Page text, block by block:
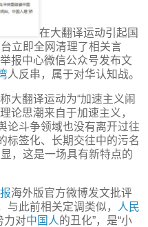
在大翻译运动引起国
立即全网清理了相关言
报中心微信公众号发布文
人反串，属于对华认知战。
大翻译运动为“加速主义闹
论思潮来自于加速主义，
论斗争领域也没有离开过往
标签化、长期交往中的污名
，这是一场具有新特点的
海外版官方微博发文批评
与此前相关定调类似，
人民
力对中国人的丑化”，是“小